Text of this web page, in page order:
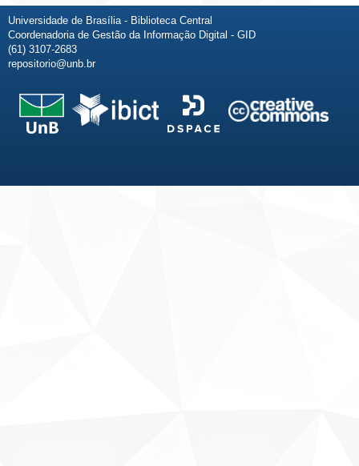
Universidade de Brasília - Biblioteca Central
Coordenadoria de Gestão da Informação Digital - GID
(61) 3107-2683
repositorio@unb.br